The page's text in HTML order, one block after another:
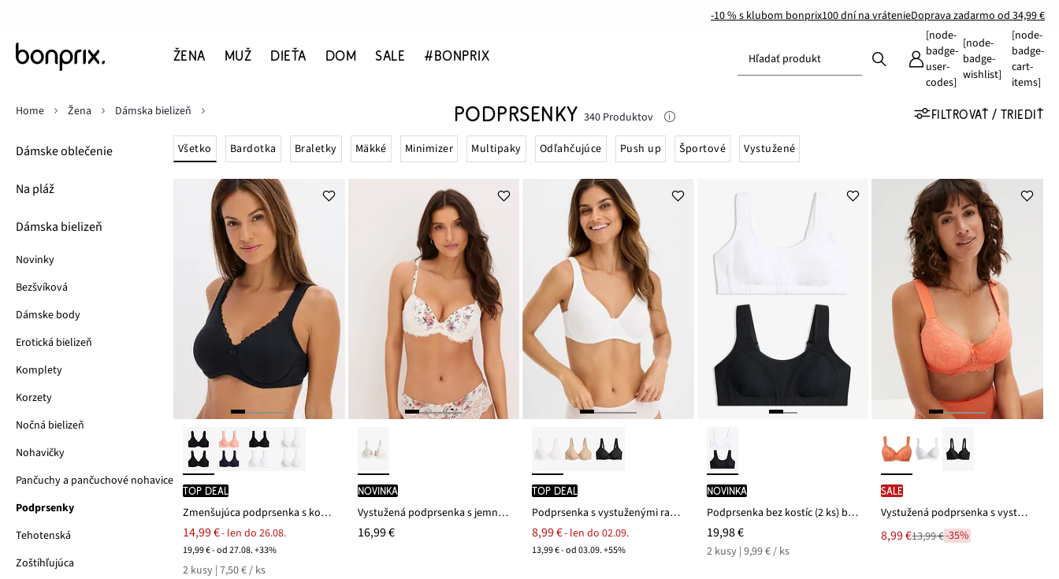
-10 % s klubom bonprix100 dní na vrátenieDoprava zadarmo od 34,99 €
ŽENA MUŽ DIEŤA DOM SALE #BONPRIX Hľadať produkt
[node-
badge-
user-
codes]
[node-
badge-
wishlist]
[node-
badge-
cart-
items]
Dámske oblečenie
Na pláž
Dámska bielizeň
Novinky
Bezšvíková
Dámske body
Erotická bielizeň
Komplety
Korzety
Nočná bielizeň
Nohavičky
Pančuchy a pančuchové nohavice
Podprsenky
Tehotenská
Zoštíhľujúca
Home Žena Dámska bielizeň PODPRSENKY340 Produktov FILTROVAŤ / TRIEDIŤ
Všetko Bardotka Braletky Mäkké Minimizer Multipaky Odľahčujúce Push up Športové Vystužené
TOP DEAL
Zmenšujúca podprsenka s kosticami s bio bavlnou (2 ks v balení)
14,99 €- len do 26.08.
19,99 € - od 27.08. +33%
2 kusy | 7,50 € / ks
novinka
Vystužená podprsenka s jemnou čipkou
16,99 €
TOP DEAL
Podprsenka s vystuženými ramienkami
8,99 €- len do 02.09.
13,99 € - od 03.09. +55%
novinka
Podprsenka bez kostíc (2 ks) bio bavlna
19,98 €
2 kusy | 9,99 € / ks
SALE
Vystužená podprsenka s vystuženými ramienkami
Nová
cena
8,99 €
Zľava 13,99 €-35%